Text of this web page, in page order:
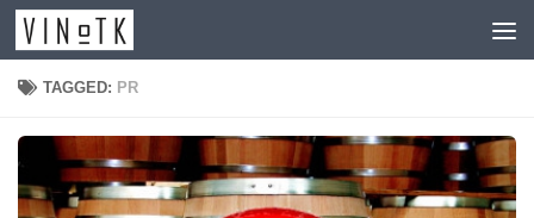
Skip to content
TAGGED: PR